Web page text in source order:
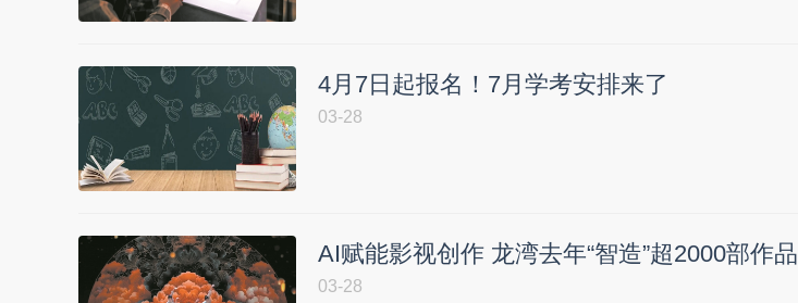
4月7日起报名！7月学考安排来了
03-28
AI赋能影视创作 龙湾去年“智造”超2000部作品
03-28